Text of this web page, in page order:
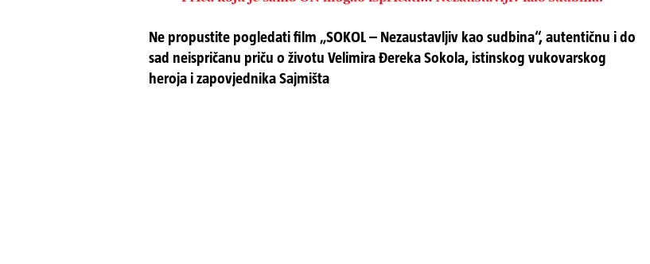
Ne propustite pogledati film „SOKOL – Nezaustavljiv kao sudbina“, autentičnu i do
sad neispričanu priču o životu Velimira Đereka Sokola, istinskog vukovarskog
heroja i zapovjednika Sajmišta